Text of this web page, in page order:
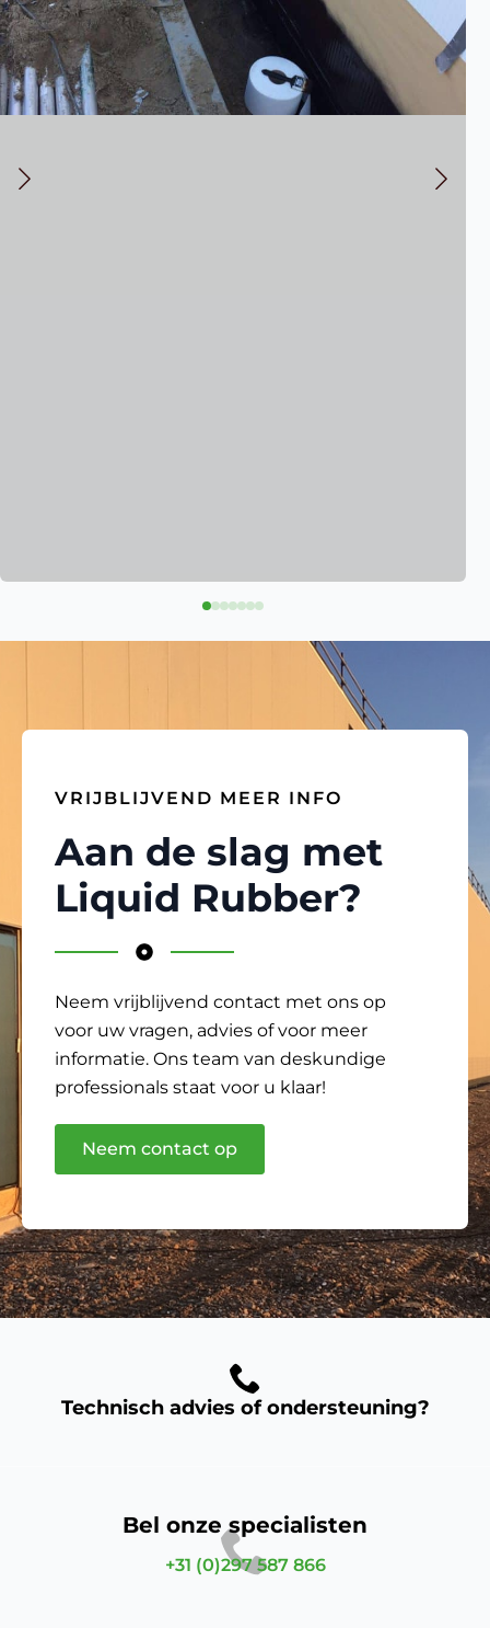
VRIJBLIJVEND MEER INFO
Aan de slag met
Liquid Rubber?
Neem vrijblijvend contact met ons op
voor uw vragen, advies of voor meer
informatie. Ons team van deskundige
professionals staat voor u klaar!
Neem contact op
Technisch advies of ondersteuning?
Bel onze specialisten
+31 (0)297 587 866